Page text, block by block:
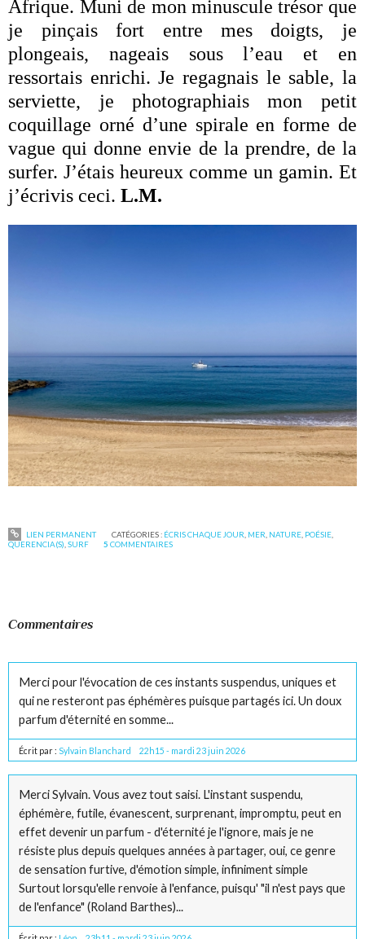
Afrique. Muni de mon minuscule trésor que
je pinçais fort entre mes doigts, je
plongeais, nageais sous l’eau et en
ressortais enrichi. Je regagnais le sable, la
serviette, je photographiais mon petit
coquillage orné d’une spirale en forme de
vague qui donne envie de la prendre, de la
surfer. J’étais heureux comme un gamin. Et
j’écrivis ceci.L.M.
LIEN PERMANENT CATÉGORIES : ÉCRIS CHAQUE JOUR MER NATURE, POÉSIE,
QUERENCIA(S) ,SURF 5 COMMENTAIRES
Commentaires
Merci pour l'évocation de ces instants suspendus, uniques et
qui ne resteront pas éphémères puisque partagés ici. Un doux
parfum d'éternité en somme...
Écrit par : Sylvain Blanchard 22h15 - mardi 23 juin 2026
Merci Sylvain. Vous avez tout saisi. L'instant suspendu,
éphémère, futile, évanescent, surprenant, impromptu, peut en
effet devenir un parfum - d'éternité je l'ignore, mais je ne
résiste plus depuis quelques années à partager, oui, ce genre
de sensation furtive, d'émotion simple, infiniment simple
Surtout lorsqu'elle renvoie à l'enfance, puisqu' "il n'est pays que
de l'enfance" (Roland Barthes)...